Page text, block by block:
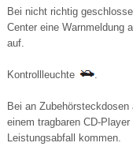
Bei nicht richtig
Center eine Warnmeldung
auf.
Kontrollleuchte .
Bei an
einem tragbaren CD-
Leistungsabfall kommen.